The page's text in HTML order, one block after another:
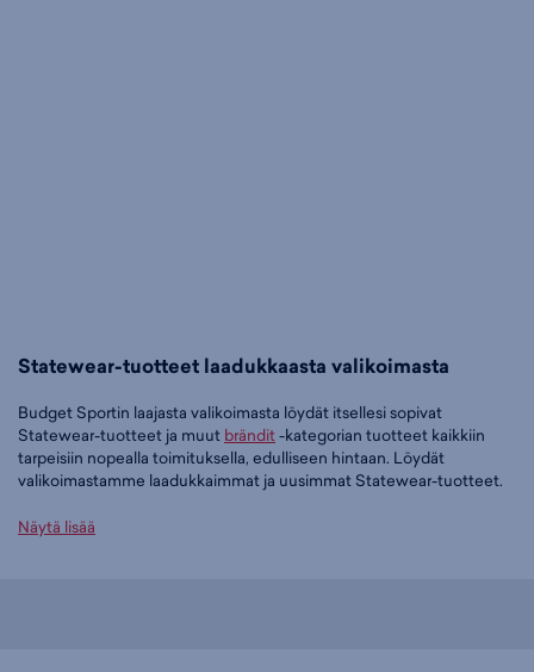
Statewear-tuotteet laadukkaasta valikoimasta
Budget Sportin laajasta valikoimasta löydät itsellesi sopivat
Statewear-tuotteet ja muut brändit-kategorian tuotteet kaikkiin
tarpeisiin nopealla toimituksella, edulliseen hintaan. Löydät
valikoimastamme laadukkaimmat ja uusimmat Statewear-tuotteet.
Tilaa Statewear-tuotteet edullisesti Budget Sportilta
Näytä lisää